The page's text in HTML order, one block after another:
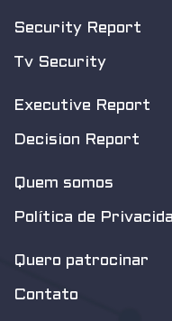
Security Report
Tv Security
Executive Report
Decision Report
Quem somos
Política de
Quero patrocinar
Contato